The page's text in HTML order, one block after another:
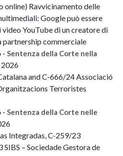
online) Ravvicinamento delle
Google può essere
YouTube di un creatore di
partnership commerciale
Sentenza della Corte nella
2026
and C-666/24 Associació
Terroristes
Sentenza della Corte nelle
Integradas, C-259/23
– Sociedade Gestora de